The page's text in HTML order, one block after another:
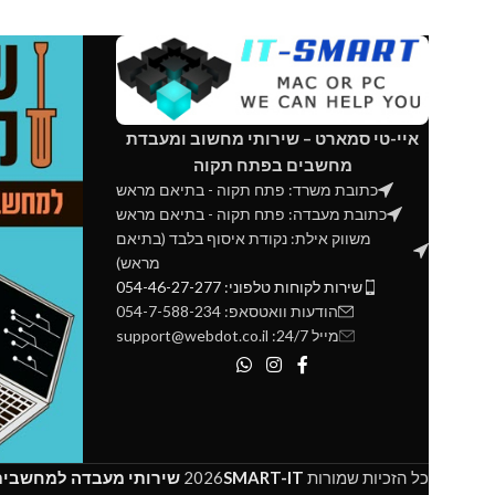
customizable color lighting - 4PCI-E slot -
380 MB/s
Flash
supported
איי-טי סמארט – שירותי מחשוב ומעבדת
מחשבים בפתח תקוה
כתובת משרד: פתח תקוה - בתיאם מראש
כתובת מעבדה: פתח תקוה - בתיאם מראש
משווק אילת: נקודת איסוף בלבד (בתיאם
מראש)
שירות לקוחות טלפוני: 054-46-27-277
הודעות וואטסאפ: 054-7-588-234
מייל 24/7: support@webdot.co.il
כל הזכיות שמורות 2026SMART-IT שירותי מעבדה